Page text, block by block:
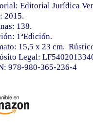
Editorial Jurídica
2015.
138.
1ªEdición.
15,5 x 23 cm.
Legal:
978-980-365-236-4